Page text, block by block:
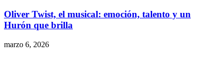
Oliver Twist, el musical: emoción, talento y un
Hurón que brilla
marzo 6, 2026